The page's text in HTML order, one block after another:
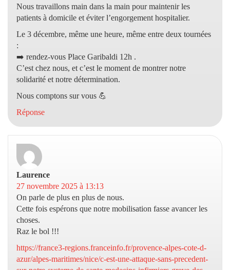
Nous travaillons main dans la main pour maintenir les
patients à domicile et éviter l’engorgement hospitalier.
Le 3 décembre, même une heure, même entre deux tournées
:
➡️ rendez-vous Place Garibaldi 12h .
C’est chez nous, et c’est le moment de montrer notre
solidarité et notre détermination.
Nous comptons sur vous 💪
Réponse
Laurence
27 novembre 2025 à 13:13
On parle de plus en plus de nous.
Cette fois espérons que notre mobilisation fasse avancer les
choses.
Raz le bol !!!
https://france3-regions.franceinfo.fr/provence-alpes-cote-d-
azur/alpes-maritimes/nice/c-est-une-attaque-sans-precedent-